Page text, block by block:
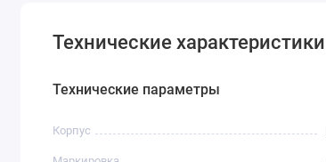
Технические
Технические параметры
Корпус